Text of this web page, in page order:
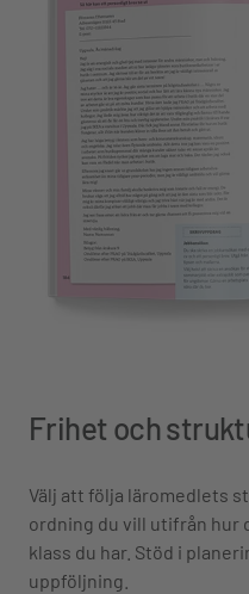
Frihet och
Välj att följa läromedlets
ordning du vill utifrån hur
klass du har. Stöd i
uppföljning.